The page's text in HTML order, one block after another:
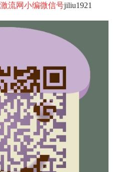
激流网小编微信号jiliu1921